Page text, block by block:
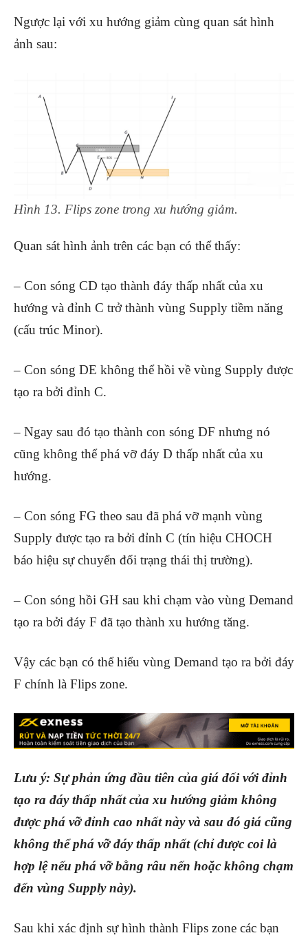
Ngược lại với xu hướng giảm cùng quan sát hình
ảnh sau:
Hình 13. Flips zone trong xu hướng giảm.
Quan sát hình ảnh trên các bạn có thể thấy:
– Con sóng CD tạo thành đáy thấp nhất của xu
hướng và đỉnh C trở thành vùng Supply tiềm năng
(cấu trúc Minor).
– Con sóng DE không thể hồi về vùng Supply được
tạo ra bởi đỉnh C.
– Ngay sau đó tạo thành con sóng DF nhưng nó
cũng không thể phá vỡ đáy D thấp nhất của xu
hướng.
– Con sóng FG theo sau đã phá vỡ mạnh vùng
Supply được tạo ra bởi đỉnh C (tín hiệu CHOCH
báo hiệu sự chuyển đổi trạng thái thị trường).
– Con sóng hồi GH sau khi chạm vào vùng Demand
tạo ra bởi đáy F đã tạo thành xu hướng tăng.
Vậy các bạn có thể hiểu vùng Demand tạo ra bởi đáy
F chính là Flips zone.
Lưu ý: Sự phản ứng đầu tiên của giá đối với đỉnh
tạo ra đáy thấp nhất của xu hướng giảm không
được phá vỡ đỉnh cao nhất này và sau đó giá cũng
không thể phá vỡ đáy thấp nhất (chỉ được coi là
hợp lệ nếu phá vỡ bằng râu nến hoặc không chạm
đến vùng Supply này).
Sau khi xác định sự hình thành Flips zone các bạn